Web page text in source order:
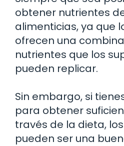
obtener nutrientes
alimenticias, ya que
ofrecen una
nutrientes que los
pueden replicar.
Sin embargo, si
para obtener
través de la dieta,
pueden ser una